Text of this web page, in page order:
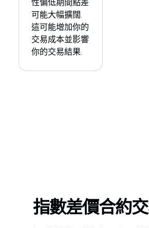
性偏低期間點差
可能大幅擴闊.
這可能增加你的
交易成本並影響
你的交易結果.
指數差價合約